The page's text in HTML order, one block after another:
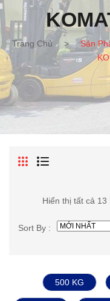
Trang Chủ >
Sản
Hiển thị tất cả 13
Sort By :
500 KG